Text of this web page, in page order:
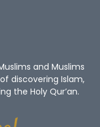
and Muslims
discovering Islam,
the Holy Qur’an.